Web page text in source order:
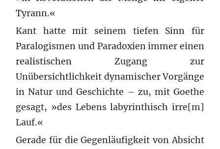
Tyrann.«
Kant hatte mit seinem tiefen Sinn für
Paralogismen und Paradoxien immer einen
realistischen Zugang zur
Unübersichtlichkeit dynamischer Vorgänge
in Natur und Geschichte – zu, mit Goethe
gesagt, »des Lebens labyrinthisch irre[m]
Lauf.«
Gerade für die Gegenläufigkeit von Absicht